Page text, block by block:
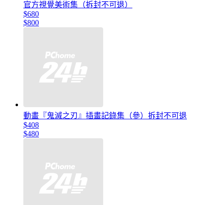
官方視覺美術集（拆封不可退）
$680
$800
動畫『鬼滅之刃』插畫記錄集（參）拆封不可退
$408
$480